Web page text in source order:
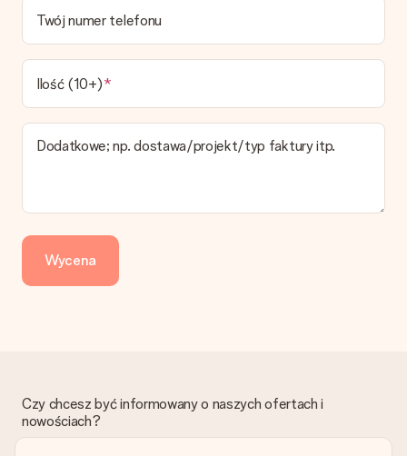
Przewidywany czas dostawy można znaleźć na stronie
produktu.
Jakie opcje dostawy mogę wybrać?
W koszyku zamówień mamy kilka opcji dostawy. Termin
pokazany na stronie produktu odnosi się do najtańszej i
najwolniejszej formy wysyłki.
Zapłata
Dotpay, karta kredytowa, lub przelew bankowy. W przypadku
dni przedłużenia dostawy - kwota musi zostać zaksięgowana,
aby zamówienie trafiło do produkcji. Robiąc przelew, należy
wybrać Przelew Krajowy Europejski.
Czy faktura jest wysyłana razem z zamówieniem?
Żaden rachunek lub faktura nie jest wysyłany z zamówieniem.
Twój numer telefonu
Ilość (10+)
Dodatkowe; np. dostawa/projekt/typ faktury itp.
Wycena
Czy chcesz być informowany o naszych ofertach i
nowościach?